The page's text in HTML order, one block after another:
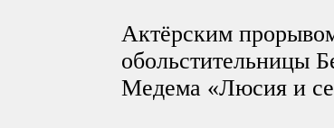
Актёрским
обольстительницы
Медема «Люсия и